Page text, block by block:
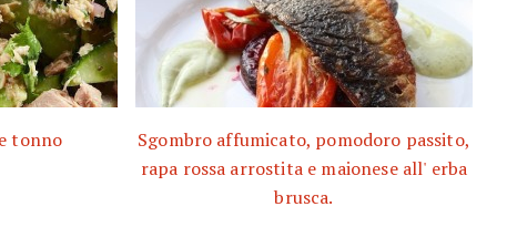
tonno
Sgombro affumicato, pomodoro passito,
rapa rossa arrostita e maionese all' erba
brusca.